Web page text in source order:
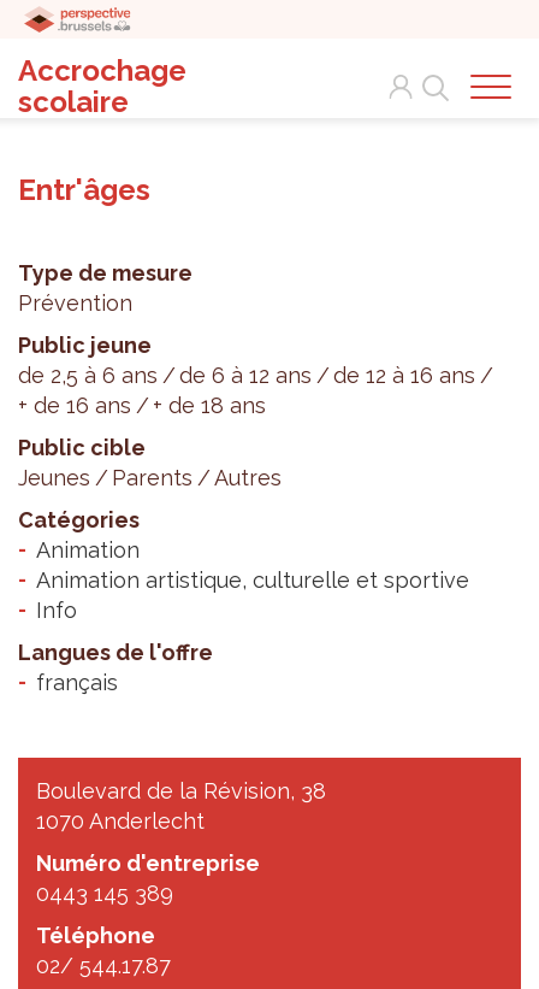
Accrochage
scolaire
Search
Entr'âges
Type de mesure
Prévention
Public jeune
de 2,5 à 6 ans
de 6 à 12 ans
de 12 à 16 ans
+ de 16 ans
+ de 18 ans
Public cible
Jeunes
Parents
Autres
Catégories
Animation
Animation artistique, culturelle et sportive
Info
Langues de l'offre
français
Boulevard de la Révision, 38
1070 Anderlecht
Numéro d'entreprise
0443 145 389
Téléphone
02/ 544.17.87